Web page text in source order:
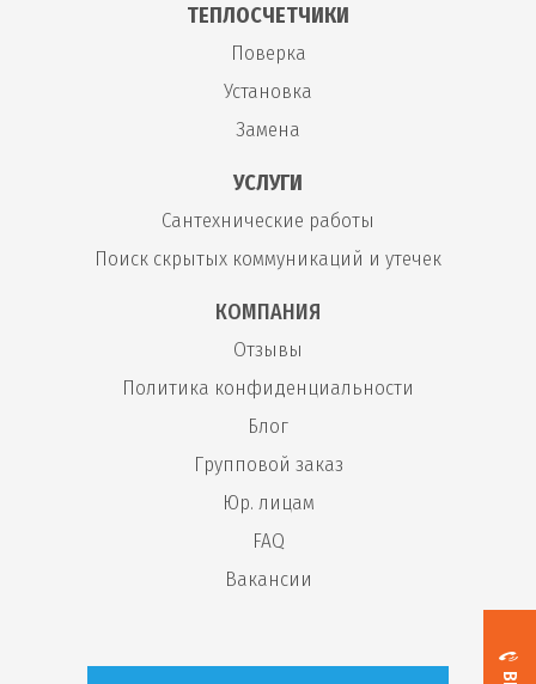
ТЕПЛОСЧЕТЧИКИ
Поверка
Установка
Замена
УСЛУГИ
Сантехнические работы
Поиск скрытых коммуникаций и утечек
КОМПАНИЯ
Отзывы
Политика конфиденциальности
Блог
Групповой заказ
Юр. лицам
FAQ
Вакансии